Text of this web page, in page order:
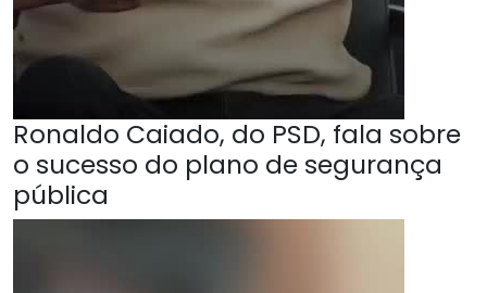
Ronaldo Caiado, do PSD, fala sobre
o sucesso do plano de segurança
pública